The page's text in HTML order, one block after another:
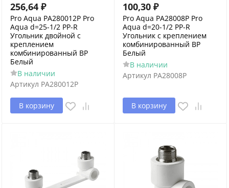
256,64 ₽
Pro Aqua PA280012P Pro
Aqua d=25-1/2 PP-R
Угольник двойной с
креплением
комбинированный ВР
Белый
В наличии
Артикул PA280012P
В корзину
100,30 ₽
Pro Aqua PA28008P Pro
Aqua d=20-1/2 PP-R
Угольник с креплением
комбинированный ВР
Белый
В наличии
Артикул PA28008P
В корзину